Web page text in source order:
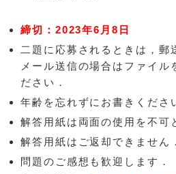
締切：2023年6月8日
二題に応募されるときは，郵
メール送信の場合はファイル
ださい．
年齢を忘れずにお書きくださ
解答用紙は両面の使用を不可
解答用紙はご返却できません．
問題のご感想も歓迎します．